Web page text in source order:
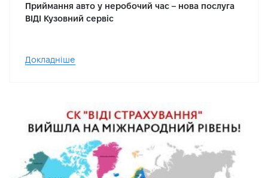
Приймання авто у неробочий час – нова послуга
ВІДІ Кузовний сервіс
Докладніше